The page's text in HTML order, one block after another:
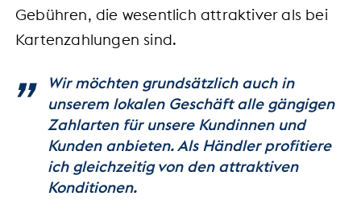
Gebühren, die wesentlich attraktiver als bei
Kartenzahlungen sind.
Wir möchten grundsätzlich auch in
unserem lokalen Geschäft alle gängigen
Zahlarten für unsere Kundinnen und
Kunden anbieten. Als Händler profitiere
ich gleichzeitig von den attraktiven
Konditionen.